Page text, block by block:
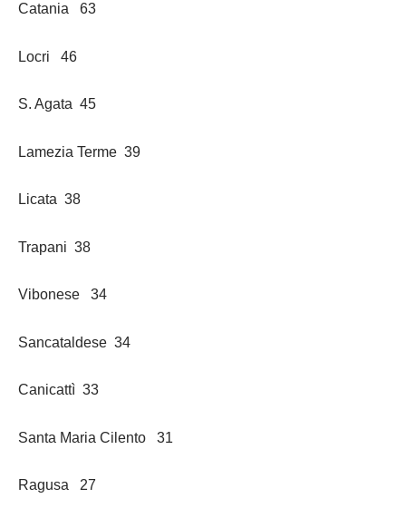
Catania 63
Locri 46
S. Agata 45
Lamezia Terme 39
Licata 38
Trapani 38
Vibonese 34
Sancataldese 34
Canicattì 33
Santa Maria Cilento 31
Ragusa 27